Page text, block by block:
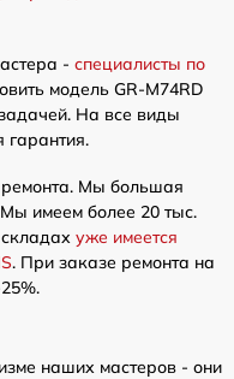
- специалисты по
модель GR-M74RD
На все виды
гарантия.
Мы большая
Мы имеем более 20 тыс.
уже имеется
. При заказе ремонта на
наших мастеров - они